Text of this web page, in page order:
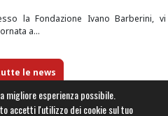
la Fondazione Ivano Barberini, vi
a...
le news
migliore esperienza possibile.
accetti l'utilizzo dei cookie sul tuo